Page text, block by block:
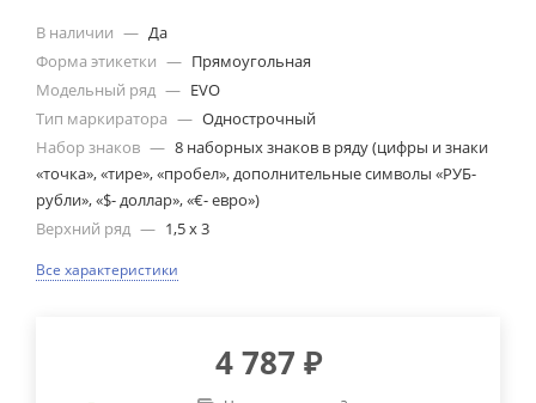
В наличии — Да
Форма этикетки — Прямоугольная
Модельный ряд — EVO
Тип маркиратора — Однострочный
Набор знаков — 8 наборных знаков в ряду (цифры и знаки
«точка», «тире», «пробел», дополнительные символы «РУБ-
рубли», «$- доллар», «€- евро»)
Верхний ряд — 1,5 х 3
Все характеристики
4 787 ₽